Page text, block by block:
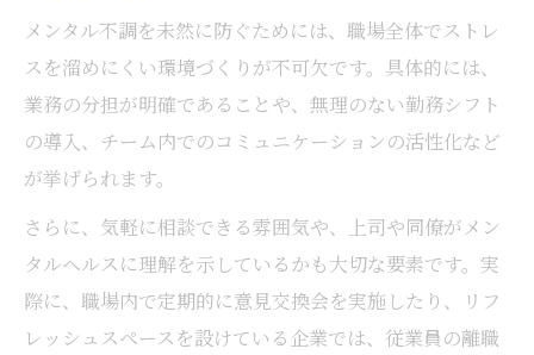
メンタル不調を未然に防ぐためには、職場全体でストレ
スを溜めにくい環境づくりが不可欠です。具体的には、
業務の分担が明確であることや、無理のない勤務シフト
の導入、チーム内でのコミュニケーションの活性化など
が挙げられます。
さらに、気軽に相談できる雰囲気や、上司や同僚がメン
タルヘルスに理解を示しているかも大切な要素です。実
際に、職場内で定期的に意見交換会を実施したり、リフ
レッシュスペースを設けている企業では、従業員の離職